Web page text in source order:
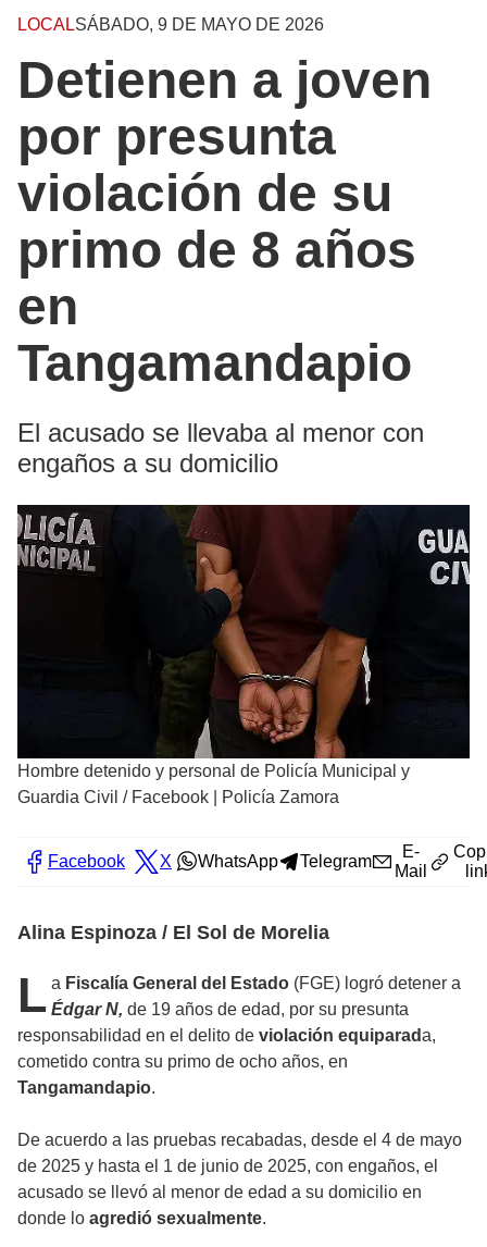
LOCALSÁBADO, 9 DE MAYO DE 2026
Detienen a joven
por presunta
violación de su
primo de 8 años
en
Tangamandapio
El acusado se llevaba al menor con
engaños a su domicilio
Hombre detenido y personal de Policía Municipal y
Guardia Civil / Facebook | Policía Zamora
Facebook X WhatsApp Telegram
E-
Mail
Alina Espinoza / El Sol de Morelia
L a Fiscalía General del Estado (FGE) logró detener a
Édgar N, de 19 años de edad, por su presunta
responsabilidad en el delito de violación equiparada,
cometido contra su primo de ocho años, en
Tangamandapio.
De acuerdo a las pruebas recabadas, desde el 4 de mayo
de 2025 y hasta el 1 de junio de 2025, con engaños, el
acusado se llevó al menor de edad a su domicilio en
donde lo agredió sexualmente.